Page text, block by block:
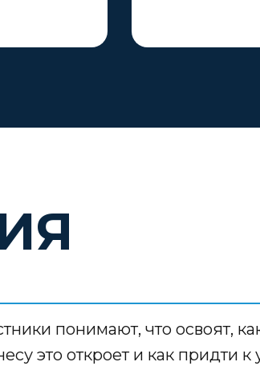
понимают, что освоят,
это откроет и как придти